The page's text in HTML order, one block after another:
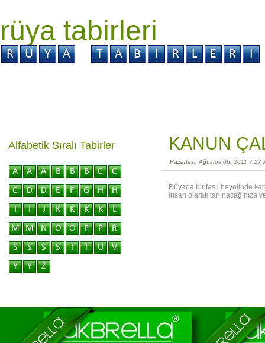
rüya tabirleri
KANUN
Pazartesi, Ağustos 06, 2011 7:27
Rüyada bir fasıl heyetinde
insan olarak tanınacağınıza
Alfabetik Sıralı Tabirler